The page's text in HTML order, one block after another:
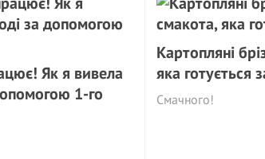
Як я вивела
1-го
Картопляні
яка готується
Смачного!